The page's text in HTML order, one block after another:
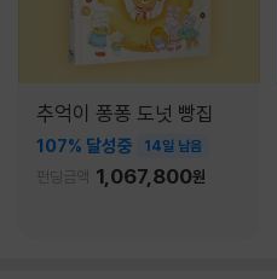
추억이 퐁퐁 도넛 빵집
107% 달성중 14일 남음
펀딩금액 1,067,800원